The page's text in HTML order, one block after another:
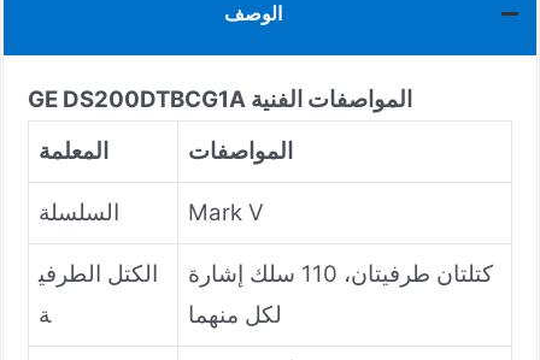
الوصف
GE DS200DTBCG1A المواصفات الفنية
المعلمة
المواصفات
السلسلة Mark V
الكتل الطرفي
ة
كتلتان طرفيتان، 110 سلك إشارة
لكل منهما